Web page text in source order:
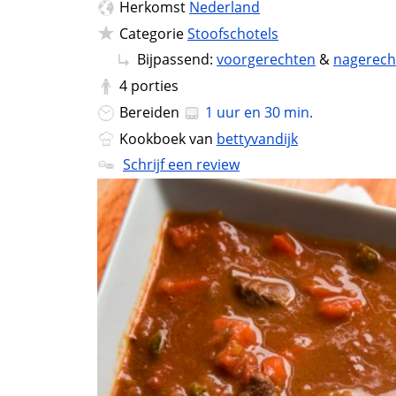
Herkomst Nederland
CategorieStoofschotels
Bijpassend: voorgerechten &
4 porties
Bereiden
1 uur en 30 min.
Kookboek van bettyvandijk
Schrijf een review